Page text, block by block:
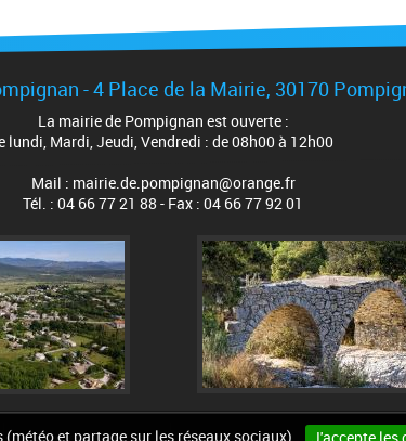
et partage sur les réseaux sociaux).
- 4 Place de la Mairie, 30170
La mairie de Pompignan est ouverte :
lundi, Mardi, Jeudi, Vendredi : de 08h00 à 12h00
Mail : mairie.de.pompignan@orange.fr
Tél. : 04 66 77 21 88 - Fax : 04 66 77 92 01